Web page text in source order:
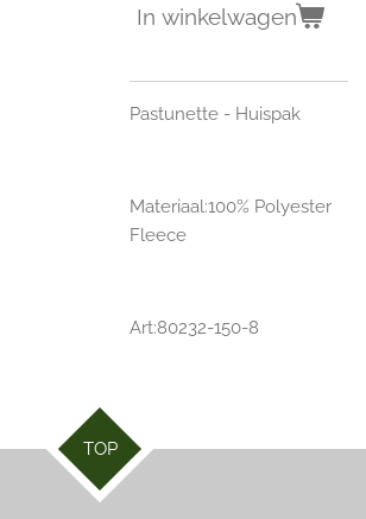
In winkelwagen
Pastunette - Huispak
Materiaal:100% Polyester
Fleece
Art:80232-150-8
TOP